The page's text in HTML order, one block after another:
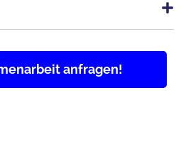
anfragen!